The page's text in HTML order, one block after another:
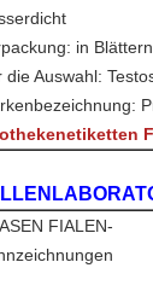
in Blättern
die Auswahl:
FIALEN-